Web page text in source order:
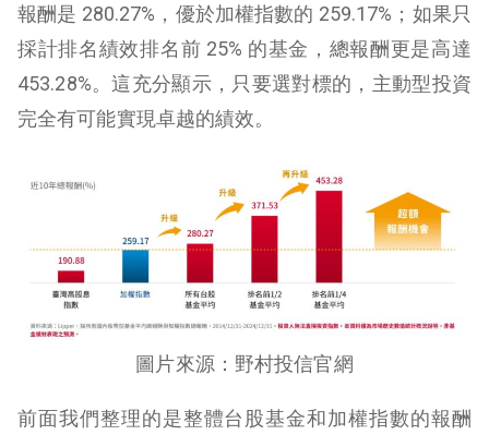
報酬是 280.27%，優於加權指數的 259.17%；如果只
採計排名績效排名前 25% 的基金，總報酬更是高達
453.28%。這充分顯示，只要選對標的，主動型投資
完全有可能實現卓越的績效。
圖片來源：野村投信官網
前面我們整理的是整體台股基金和加權指數的報酬